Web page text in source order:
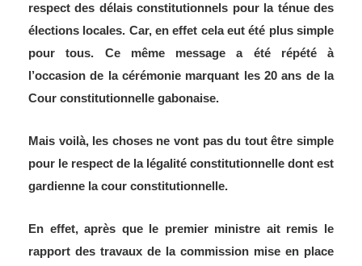
respect des délais constitutionnels pour la ténue des
élections locales. Car, en effet cela eut été plus simple
pour tous. Ce même message a été répété à
l’occasion de la cérémonie marquant les 20 ans de la
Cour constitutionnelle gabonaise.
Mais voilà, les choses ne vont pas du tout être simple
pour le respect de la légalité constitutionnelle dont est
gardienne la cour constitutionnelle.
En effet, après que le premier ministre ait remis le
rapport des travaux de la commission mise en place